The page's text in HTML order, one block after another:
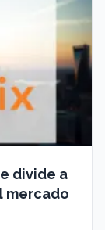
divide a
mercado